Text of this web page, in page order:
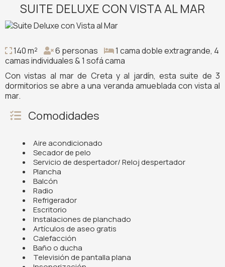
SUITE DELUXE CON VISTA AL MAR
140 m² 6 personas
1 cama doble extragrande, 4
camas individuales & 1 sofá cama
Con vistas al mar de Creta y al jardín, esta suite de 3
dormitorios se abre a una veranda amueblada con vista al
mar.
Comodidades
Aire acondicionado
Secador de pelo
Servicio de despertador/ Reloj despertador
Plancha
Balcón
Radio
Refrigerador
Escritorio
Instalaciones de planchado
Artículos de aseo gratis
Calefacción
Baño o ducha
Televisión de pantalla plana